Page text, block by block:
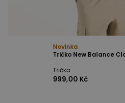
Novinka
Tričko New Balance
Trička
999,00 Kč